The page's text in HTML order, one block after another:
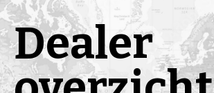
Dealer